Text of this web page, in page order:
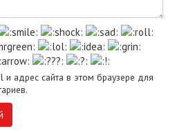
адрес сайта в этом браузере для